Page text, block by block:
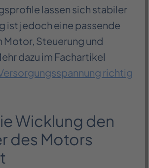
lassen sich stabiler
ist jedoch eine passende
Motor, Steuerung und
dazu im Fachartikel
richtig
Wicklung den
des Motors